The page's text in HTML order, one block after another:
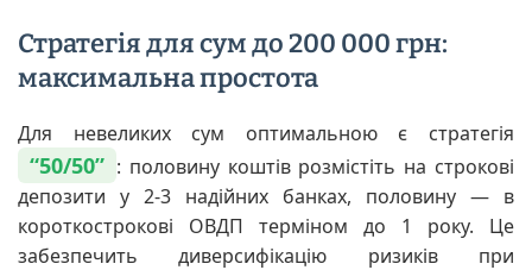
Стратегія для сум до 200 000 грн:
максимальна простота
Для невеликих сум оптимальною є стратегія
“50/50” : половину коштів розмістіть на строкові
депозити у 2-3 надійних банках, половину — в
короткострокові ОВДП терміном до 1 року. Це
забезпечить диверсифікацію ризиків при